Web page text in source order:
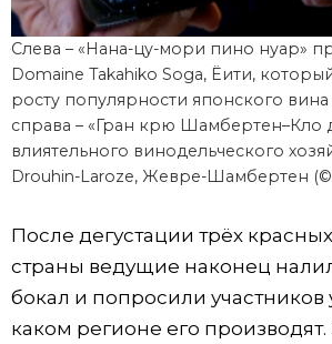
Слева – «Нана-цу-мори пино нуар»
Domaine Takahiko Soga, Ёити,
росту популярности японского
справа – «Гран крю Шамбертен–Кло
влиятельного винодельческого
Drouhin-Laroze, Жевре-Шамбертен
После дегустации трёх
страны ведущие наконец
бокал и попросили участников
каком регионе его